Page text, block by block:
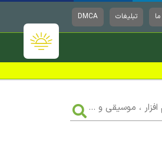
تبلیغات DMCA